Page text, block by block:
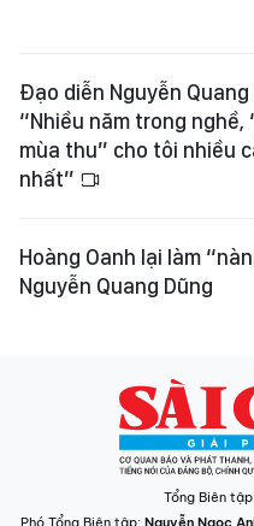
Đạo diễn Nguyễn Quang
“Nhiều năm trong nghề,
mùa thu” cho tôi nhiều
nhất”
Hoàng Oanh lại làm
Nguyễn Quang Dũng
Tổng Biên
Phó Tổng Biên tập: Nguyễn Ngọc